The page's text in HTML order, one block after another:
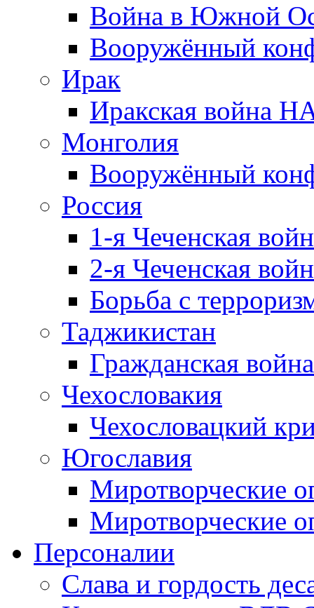
Война в Южной
Вооружённый
Ирак
Иракская война
Монголия
Вооружённый
Россия
1-я Чеченская
2-я Чеченская
Борьба с
Таджикистан
Гражданская
Чехословакия
Чехословацкий
Югославия
Миротворческие
Миротворческие
Персоналии
Слава и гордость